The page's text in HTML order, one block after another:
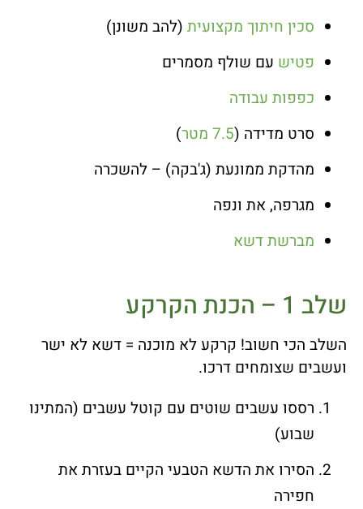
סכין חיתוך מקצועית (להב משונן)
פטיש עם שולף מסמרים
כפפות עבודה
סרט מדידה (7.5 מטר
)
מהדקת ממונעת (ג'בקה) – להשכרה
מגרפה, את ונפה
מברשת דשא
שלב 1 – הכנת הקרקע
השלב הכי חשוב! קרקע לא מוכנה = דשא לא ישר
ועשבים שצומחים דרכו.
רססו עשבים שוטים עם קוטל עשבים (המתינו
שבוע)
הסירו את הדשא הטבעי הקיים בעזרת את
חפירה